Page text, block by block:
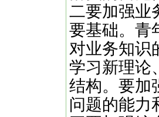
二要加强业
要基础。青
对业务知识
学习新理论
结构。要加
问题的能力